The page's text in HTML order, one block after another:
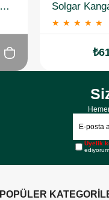
Voonka Vitamin C Glutathione Complex Efervesan 15 Tablet
★ ★ ★ ★ ★
Üyelik
ediyorum.
POPÜLER